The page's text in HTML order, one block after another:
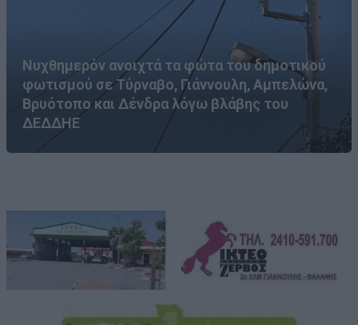
Νυχθημερόν ανοιχτά τα φώτα του δημοτικού
φωτισμού σε Τύρναβο, Γιάννουλη, Αμπελώνα,
Βρυότοπο και Δένδρα λόγω βλάβης του
ΔΕΔΔΗΕ